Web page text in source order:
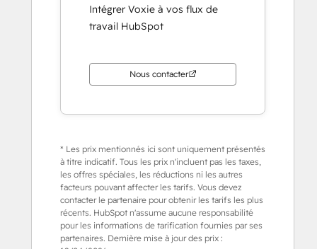
Intégrer Voxie à vos flux de
travail HubSpot
Nous contacter
* Les prix mentionnés ici sont uniquement présentés
à titre indicatif. Tous les prix n'incluent pas les taxes,
les offres spéciales, les réductions ni les autres
facteurs pouvant affecter les tarifs. Vous devez
contacter le partenaire pour obtenir les tarifs les plus
récents. HubSpot n'assume aucune responsabilité
pour les informations de tarification fournies par ses
partenaires. Dernière mise à jour des prix :